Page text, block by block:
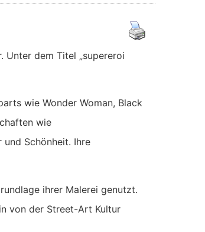
Unter dem Titel „supereroi
wie Wonder Woman, Black
wie
Schönheit. Ihre
ihrer Malerei genutzt.
von der Street-Art Kultur